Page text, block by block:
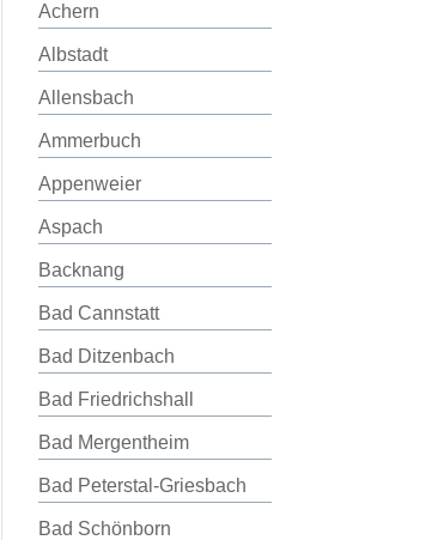
Achern
Albstadt
Allensbach
Ammerbuch
Appenweier
Aspach
Backnang
Bad Cannstatt
Bad Ditzenbach
Bad Friedrichshall
Bad Mergentheim
Bad Peterstal-Griesbach
Bad Schönborn